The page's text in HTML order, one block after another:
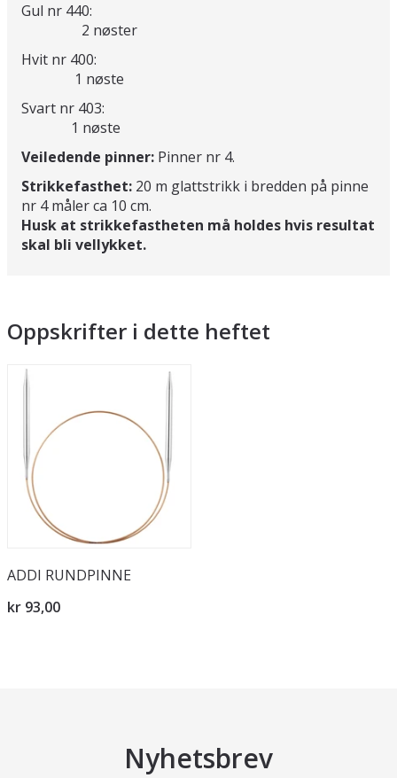
Gul nr 440:
2 nøster
Hvit nr 400:
1 nøste
Svart nr 403:
1 nøste
Veiledende pinner: Pinner nr 4.
Strikkefasthet: 20 m glattstrikk i bredden på pinne
nr 4 måler ca 10 cm.
Husk at strikkefastheten må holdes hvis resultat
skal bli vellykket.
Oppskrifter i dette heftet
ADDI RUNDPINNE
kr 93,00
Nyhetsbrev